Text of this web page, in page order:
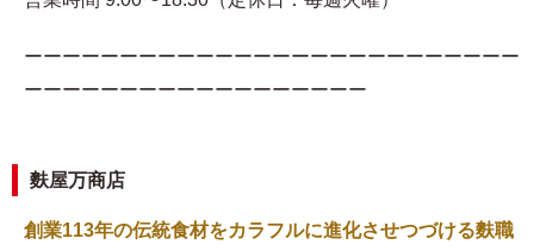
ーーーーーーーーーーーーーーーーーーーーーーーーーー
ーーーーーーーーーーーーーーーーーー
麩屋万商店
創業113年の伝統食材をカラフルに進化させつづける麩職